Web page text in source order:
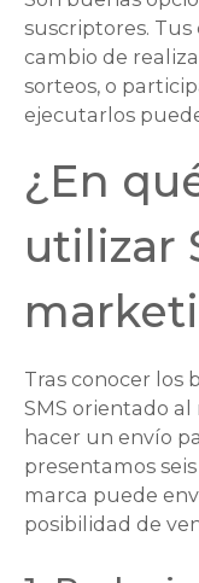
suscriptores. Tus
cambio de
sorteos, o
ejecutarlos
¿En
utilizar
Tras conocer los
SMS orientado
hacer un envío
presentamos
marca puede
posibilidad de